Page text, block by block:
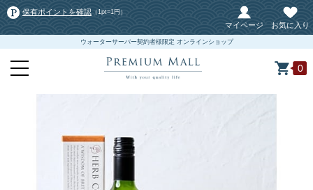
保有ポイントを確認 （1pt=1円）
マイページ お気に入り
ウォーターサーバー契約者様限定 オンラインショップ
0